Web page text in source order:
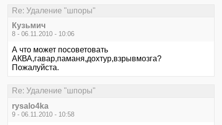
Re: Удаление "шпоры"
Кузьмич
8 - 06.11.2010 - 10:06
А что может посоветовать
АКВА,гавар,паманя,дохтур,взрывмозга?
Пожалуйста.
Re: Удаление "шпоры"
rysalo4ka
9 - 06.11.2010 - 10:58